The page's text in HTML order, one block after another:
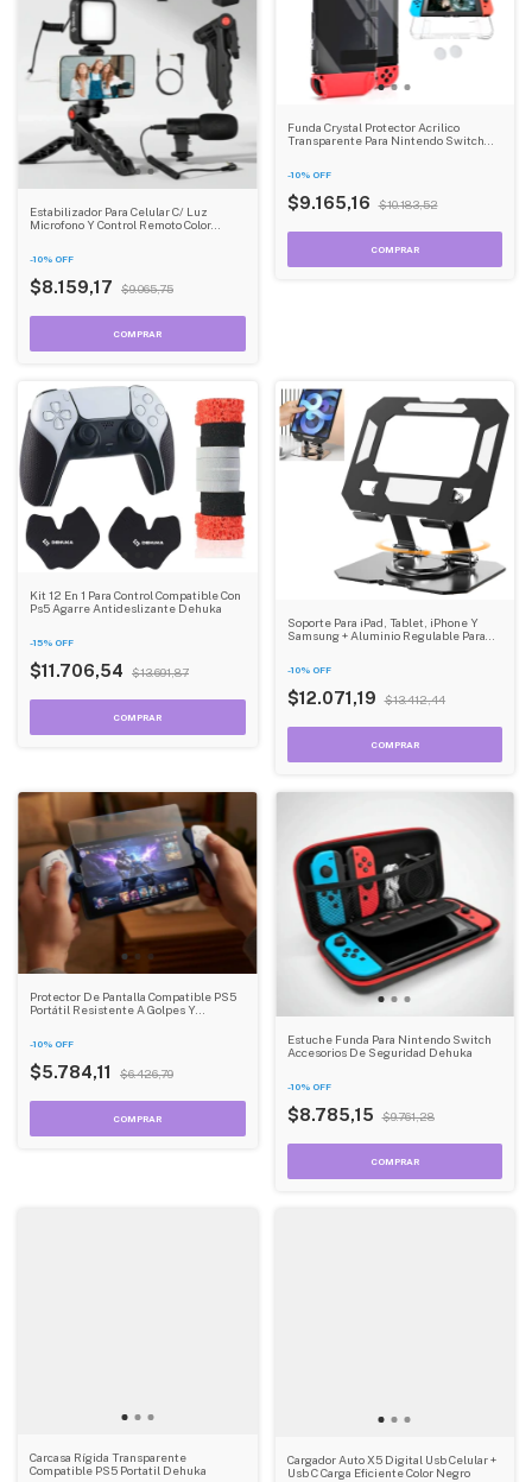
Estabilizador Para Celular C/ Luz
Microfono Y Control Remoto Color
-10% OFF
$8.159,17 $9.065,75
Funda Crystal Protector Acrilico
Transparente Para Nintendo Switch
-10% OFF
$9.165,16 $10.183,52
Kit 12 En 1 Para Control Compatible Con
Ps5 Agarre Antideslizante Dehuka
-15% OFF
$11.706,54 $13.691,87
Soporte Para iPad, Tablet, iPhone Y
Samsung + Aluminio Regulable Para
-10% OFF
$12.071,19 $13.412,44
Protector De Pantalla Compatible PS5
Portátil Resistente A Golpes Y
-10% OFF
$5.784,11 $6.426,79
Estuche Funda Para Nintendo Switch
Accesorios De Seguridad Dehuka
-10% OFF
$8.785,15 $9.761,28
Carcasa Rígida Transparente
Compatible PS5 Portatil Dehuka
Cargador Auto X5 Digital Usb Celular +
Usb C Carga Eficiente Color Negro